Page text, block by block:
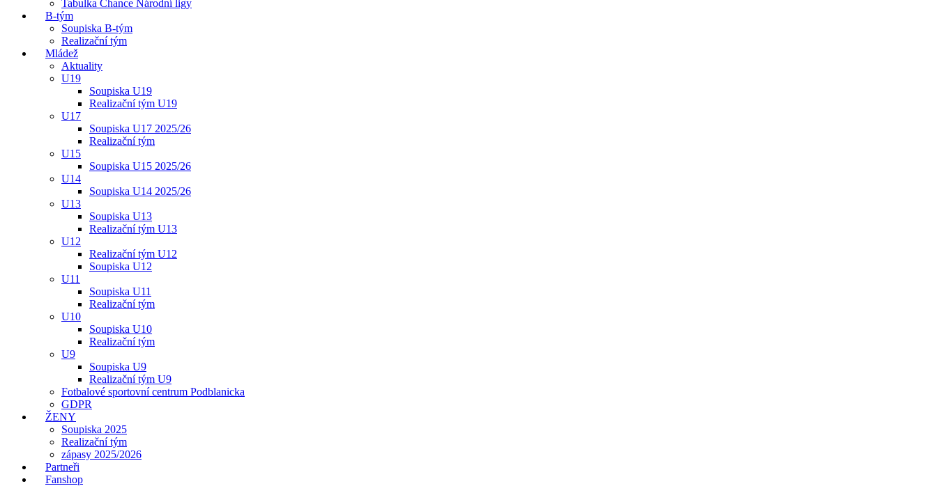
Tabulka Chance Národní ligy
B-tým
Soupiska B-tým
Realizační tým
Mládež
Aktuality
U19
Soupiska U19
Realizační tým U19
U17
Soupiska U17 2025/26
Realizační tým
U15
Soupiska U15 2025/26
U14
Soupiska U14 2025/26
U13
Soupiska U13
Realizační tým U13
U12
Realizační tým U12
Soupiska U12
U11
Soupiska U11
Realizační tým
U10
Soupiska U10
Realizační tým
U9
Soupiska U9
Realizační tým U9
Fotbalové sportovní centrum Podblanicka
GDPR
ŽENY
Soupiska 2025
Realizační tým
zápasy 2025/2026
Partneři
Fanshop